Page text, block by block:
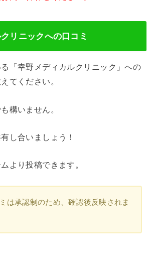
リニックへの口コミ
「幸野メディカルクリニック」への
てください。
構いません。
し合いましょう！
より投稿できます。
は承認制のため、確認後反映されま